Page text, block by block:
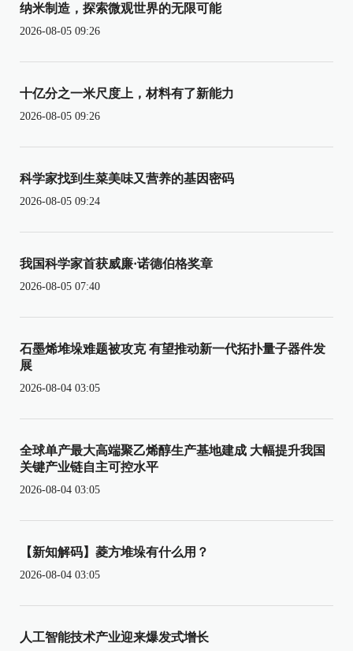
纳米制造，探索微观世界的无限可能
2026-08-05 09:26
十亿分之一米尺度上，材料有了新能力
2026-08-05 09:26
科学家找到生菜美味又营养的基因密码
2026-08-05 09:24
我国科学家首获威廉·诺德伯格奖章
2026-08-05 07:40
石墨烯堆垛难题被攻克 有望推动新一代拓扑量子器件发
展
2026-08-04 03:05
全球单产最大高端聚乙烯醇生产基地建成 大幅提升我国
关键产业链自主可控水平
2026-08-04 03:05
【新知解码】菱方堆垛有什么用？
2026-08-04 03:05
人工智能技术产业迎来爆发式增长